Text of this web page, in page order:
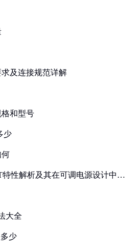
及连接规范详解
和型号
少
何
特性解析及其在可调电源设计中的
大全
少